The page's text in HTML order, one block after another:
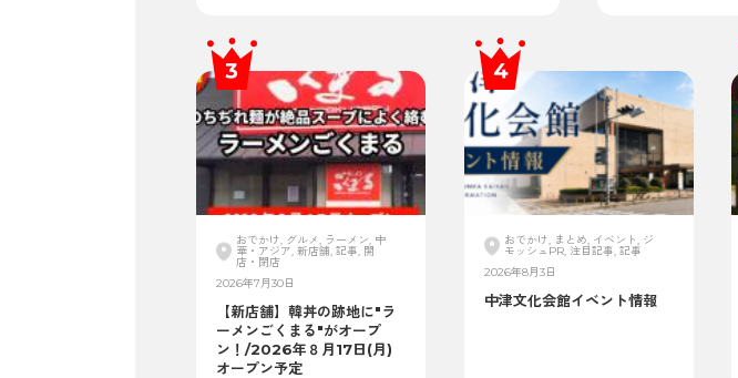
おでかけ, グルメ, ラーメン, 中
華・アジア, 新店舗, 記事, 開
店・閉店
2026年7月30日
【新店舗】韓丼の跡地に"ラ
ーメンごくまる"がオープ
ン！/2026年８月17日(月)
オープン予定
おでかけ, まとめ, イベント, ジ
モッシュPR, 注目記事, 記事
2026年8月3日
中津文化会館イベント情報